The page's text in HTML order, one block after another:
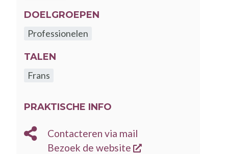
DOELGROEPEN
Professionelen
TALEN
Frans
PRAKTISCHE INFO
E-
MAIL
Contacteren via mail
BEZOEK
Bezoek de website opent een nieuw venster